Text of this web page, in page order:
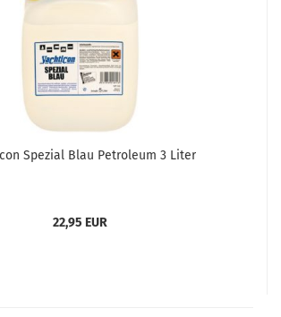
Spezial Blau Petroleum 3 Liter
22,95 EUR